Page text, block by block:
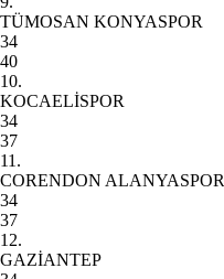
TÜMOSAN KONYASPOR
34
40
10.
KOCAELİSPOR
34
37
11.
CORENDON ALANYASPOR
34
37
12.
GAZİANTEP